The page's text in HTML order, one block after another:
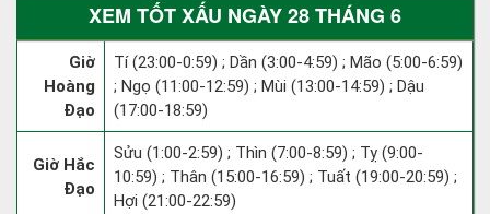
XEM TỐT XẤU NGÀY 28 THÁNG 6
Giờ
Hoàng
Đạo
Tí (23:00-0:59) ; Dần (3:00-4:59) ; Mão (5:00-6:59)
; Ngọ (11:00-12:59) ; Mùi (13:00-14:59) ; Dậu
(17:00-18:59)
Giờ Hắc
Đạo
Sửu (1:00-2:59) ; Thìn (7:00-8:59) ; Tỵ (9:00-
10:59) ; Thân (15:00-16:59) ; Tuất (19:00-20:59) ;
Hợi (21:00-22:59)